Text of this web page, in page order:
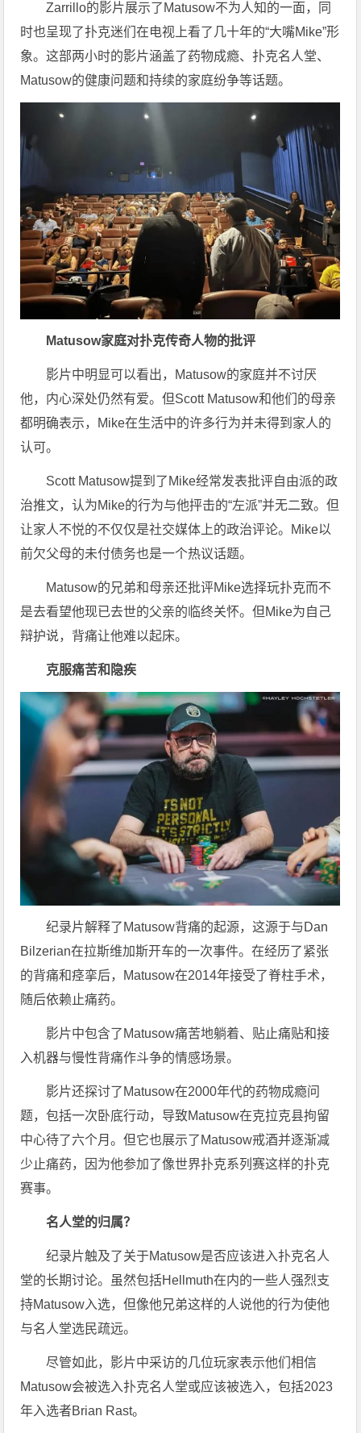
Zarrillo的影片展示了Matusow不为人知的一面，同
时也呈现了扑克迷们在电视上看了几十年的“大嘴Mike”形
象。这部两小时的影片涵盖了药物成瘾、扑克名人堂、
Matusow的健康问题和持续的家庭纷争等话题。
Matusow家庭对扑克传奇人物的批评
影片中明显可以看出，Matusow的家庭并不讨厌
他，内心深处仍然有爱。但Scott Matusow和他们的母亲
都明确表示，Mike在生活中的许多行为并未得到家人的
认可。
Scott Matusow提到了Mike经常发表批评自由派的政
治推文，认为Mike的行为与他抨击的“左派”并无二致。但
让家人不悦的不仅仅是社交媒体上的政治评论。Mike以
前欠父母的未付债务也是一个热议话题。
Matusow的兄弟和母亲还批评Mike选择玩扑克而不
是去看望他现已去世的父亲的临终关怀。但Mike为自己
辩护说，背痛让他难以起床。
克服痛苦和隐疾
纪录片解释了Matusow背痛的起源，这源于与Dan
Bilzerian在拉斯维加斯开车的一次事件。在经历了紧张
的背痛和痉挛后，Matusow在2014年接受了脊柱手术，
随后依赖止痛药。
影片中包含了Matusow痛苦地躺着、贴止痛贴和接
入机器与慢性背痛作斗争的情感场景。
影片还探讨了Matusow在2000年代的药物成瘾问
题，包括一次卧底行动，导致Matusow在克拉克县拘留
中心待了六个月。但它也展示了Matusow戒酒并逐渐减
少止痛药，因为他参加了像世界扑克系列赛这样的扑克
赛事。
名人堂的归属？
纪录片触及了关于Matusow是否应该进入扑克名人
堂的长期讨论。虽然包括Hellmuth在内的一些人强烈支
持Matusow入选，但像他兄弟这样的人说他的行为使他
与名人堂选民疏远。
尽管如此，影片中采访的几位玩家表示他们相信
Matusow会被选入扑克名人堂或应该被选入，包括2023
年入选者Brian Rast。